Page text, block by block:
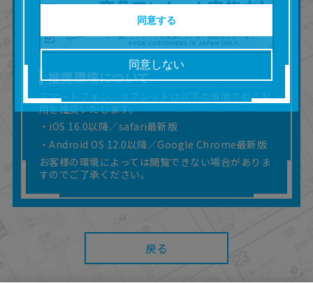
推奨環境について
スマートフォン、タブレットは以下の環境でのご利
用を推奨いたします。
・iOS 16.0以降／safari最新版
・Android OS 12.0以降／Google Chrome最新版
お客様の環境によっては閲覧できない場合がありま
すのでご了承ください。
戻る
使用（本サービス内の意見投稿の目的での画像
等の利用を含みます。）を超えて使用（複製、
複写、改変、掲示、頒布、配信、販売、出版等
を含むがこれに限りません。）することは禁止
いたします。
■掲載している取扱説明書は、お客様が購入され
た商品に同梱されたものと異なる場合がありま
す。
■対象商品仕様の変更などにより、取扱説明書の
内容は予告なく変更される場合があります。
■当社は、取扱説明書の正確性確保に努めており
ますが、取扱説明書の完全性を保証するもので
はありません。
■お客様のご利用環境によっては、本サービスを
ご利用いただけない場合があります。
かったことにより利用者に何らかの損害が生じ
たとしても、当社は何らの責任を負いません。
また、本サイトを利用したことによって、利用
同意しない
同意する